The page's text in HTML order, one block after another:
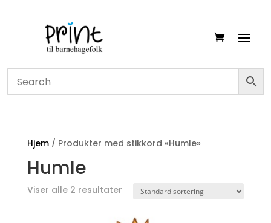
Hjem/ Produkter med stikkord «Humle»
Humle
Viser alle 2 resultater